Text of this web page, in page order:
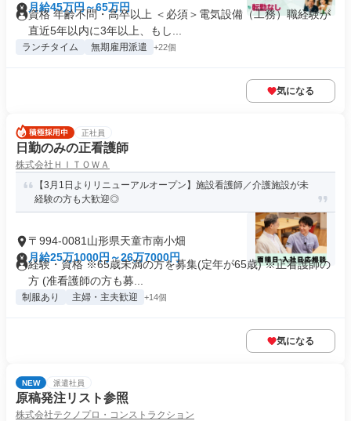
月給45万円～65万円
資格 年齢不問・高卒以上 ＜必須＞電気設備（工務）職経験が
直近5年以内に3年以上、もし...
ランチタイム 無期雇用派遣 +22個
気になる
正社員
日勤のみの正看護師
株式会社ＨＩＴＯＷＡ
【3月1日よりリニューアルオープン】施設看護師／介護施設が未
経験の方も大歓迎◎
〒994-0081山形県天童市南小畑
月給25万1000円～26万7000円
経験・資格 ※65歳未満の方を募集(定年が65歳) ※正看護師の
方 (准看護師の方も募...
制服あり 主婦・主夫歓迎 +14個
気になる
NEW 派遣社員
原稿発注リスト参照
株式会社テクノプロ・コンストラクション